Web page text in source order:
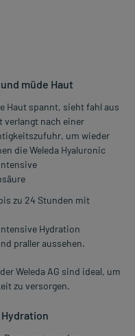
müde Haut
Haut spannt, sieht fahl aus
verlangt nach einer
um wieder
die Weleda Hyaluronic
zu 24 Stunden mit
Hydration
praller aussehen.
Weleda AG sind ideal, um
zu versorgen.